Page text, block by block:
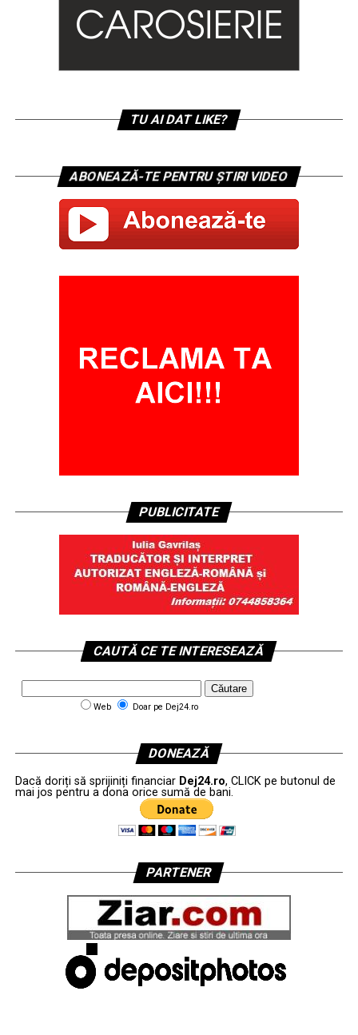
TU AI DAT LIKE?
ABONEAZĂ-TE PENTRU ȘTIRI VIDEO
PUBLICITATE
CAUTĂ CE TE INTERESEAZĂ
Web Doar pe Dej24.ro
DONEAZĂ
Dacă doriți să sprijiniți financiar Dej24.ro, CLICK pe butonul de
mai jos pentru a dona orice sumă de bani.
PARTENER